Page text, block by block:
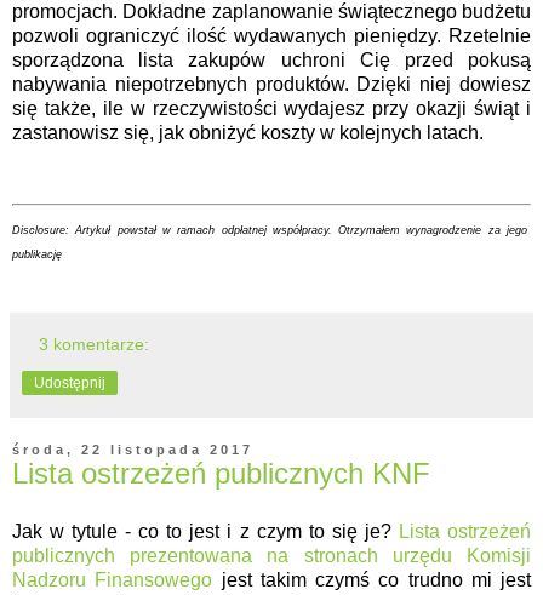
promocjach. Dokładne zaplanowanie świątecznego budżetu
pozwoli ograniczyć ilość wydawanych pieniędzy. Rzetelnie
sporządzona lista zakupów uchroni Cię przed pokusą
nabywania niepotrzebnych produktów. Dzięki niej dowiesz
się także, ile w rzeczywistości wydajesz przy okazji świąt i
zastanowisz się, jak obniżyć koszty w kolejnych latach.
Disclosure: Artykuł powstał w ramach odpłatnej współpracy. Otrzymałem wynagrodzenie za jego
publikację
3 komentarze:
Udostępnij
środa, 22 listopada 2017
Lista ostrzeżeń publicznych KNF
Jak w tytule - co to jest i z czym to się je? Lista ostrzeżeń
publicznych prezentowana na stronach urzędu Komisji
Nadzoru Finansowego jest takim czymś co trudno mi jest